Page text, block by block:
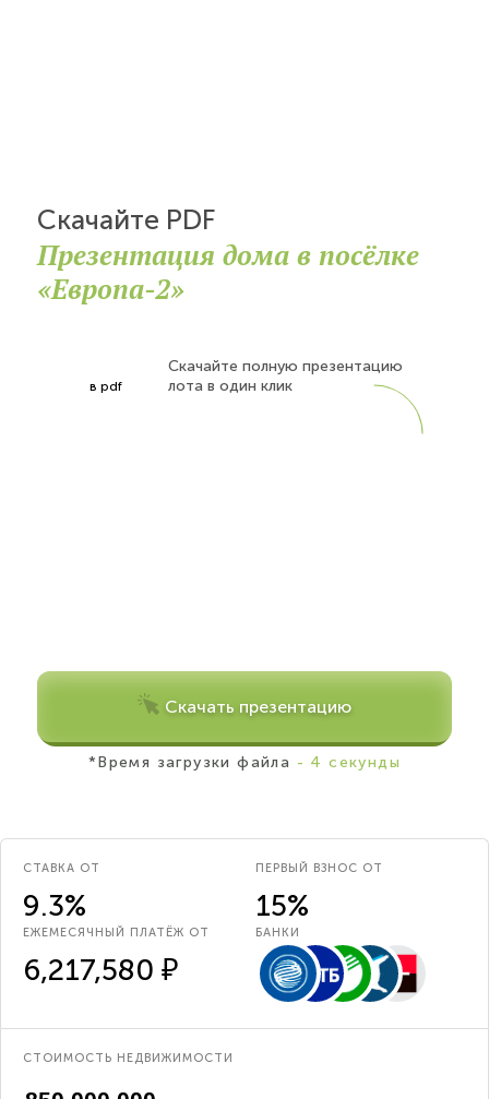
Скачайте PDF
Презентация дома в посёлке
«Европа-2»
в pdf
Скачайте полную презентацию
лота в один клик
Скачать презентацию
*Время загрузки файла - 4 секунды
СТАВКА ОТ
9.3%
ПЕРВЫЙ ВЗНОС ОТ
15%
ЕЖЕМЕСЯЧНЫЙ ПЛАТЁЖ ОТ
6,217,580 ₽
БАНКИ
СТОИМОСТЬ НЕДВИЖИМОСТИ